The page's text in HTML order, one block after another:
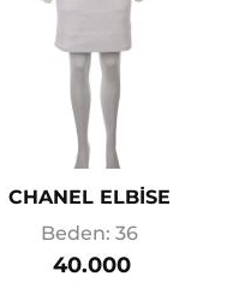
CHANEL ELBİSE
Beden: 36
40.000